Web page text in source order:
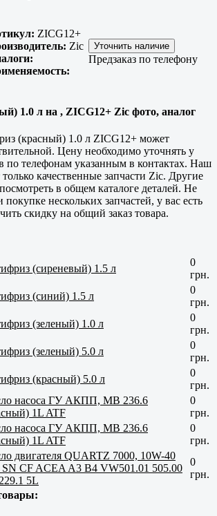
ZICG12+
Zic
Предзаказ по телефону
1.0 л на , ZICG12+ Zic фото, аналог
(красный) 1.0 л ZICG12+ может
Цену необходимо уточнять у
по телефонам указанным в контактах. Наш
качественные запчасти Zic. Другие
в общем каталоге деталей. Не
покупке нескольких запчастей, у вас есть
скидку на общий заказ товара.
(сиреневый) 1.5 л
0
грн.
(синий) 1.5 л
0
грн.
(зеленый) 1.0 л
0
грн.
(зеленый) 5.0 л
0
грн.
(красный) 5.0 л
0
грн.
насоса ГУ АКПП, MB 236.6
1L ATF
0
грн.
насоса ГУ АКПП, MB 236.6
1L ATF
0
грн.
двигателя QUARTZ 7000, 10W-40
CF ACEA A3 B4 VW501.01 505.00
5L
0
грн.